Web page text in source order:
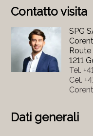
Contatto visita
SPG
Route
1211
Tel.
Cel.
Dati generali